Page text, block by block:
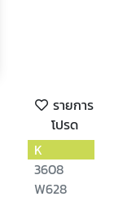
รายการ
โปรด
K
3608
W628